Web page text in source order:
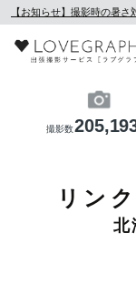
【お知らせ】撮影時の暑さ
撮影数
リン
北